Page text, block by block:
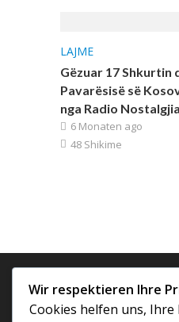
LAJME
Gëzuar 17 Shkurtin
Pavarësisë së
nga Radio Nostalgjia
6 Monaten ago
48 Shikime
Radio Nostalgjia
Wir respektieren Ihre
Cookies helfen uns,